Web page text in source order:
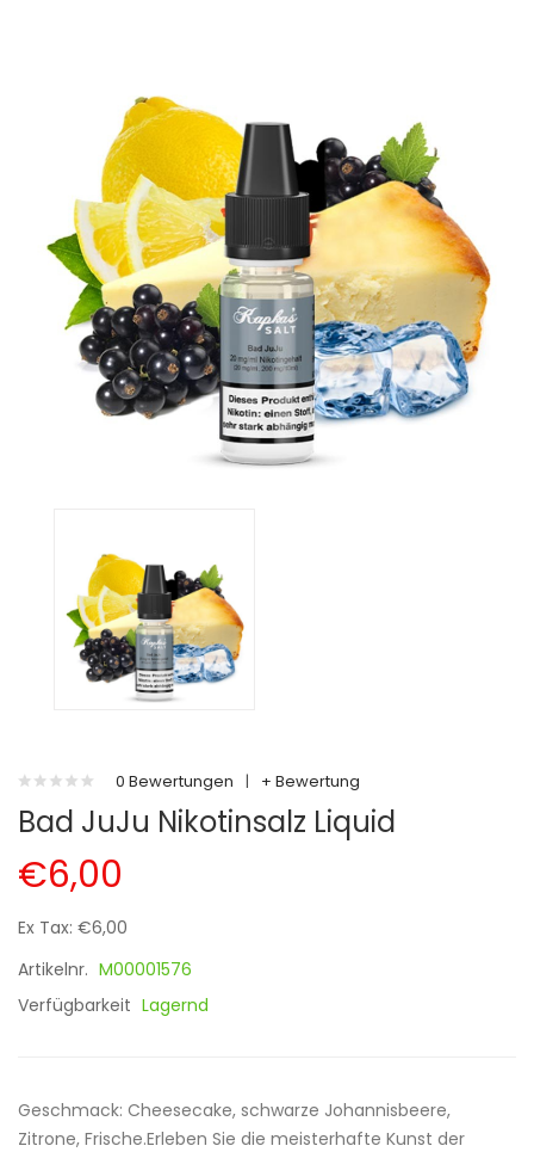
0 Bewertungen | + Bewertung
Bad JuJu Nikotinsalz Liquid
€6,00
Ex Tax: €6,00
Artikelnr. M00001576
Verfügbarkeit Lagernd
Geschmack: Cheesecake, schwarze Johannisbeere,
Zitrone, Frische.Erleben Sie die meisterhafte Kunst der